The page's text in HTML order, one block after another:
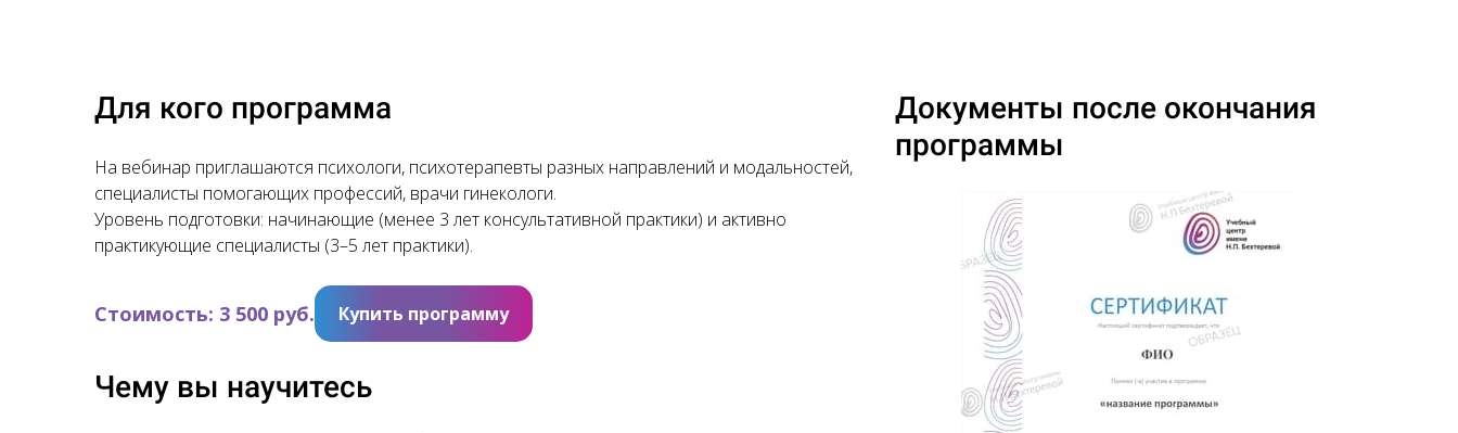
Для кого программа
На вебинар приглашаются психологи, психотерапевты разных направлений и модальностей,
специалисты помогающих профессий, врачи гинекологи.
Уровень подготовки: начинающие (менее 3 лет консультативной практики) и активно
практикующие специалисты (3–5 лет практики).
Стоимость: 3 500 руб. Купить программу
Чему вы научитесь
Документы после окончания
программы